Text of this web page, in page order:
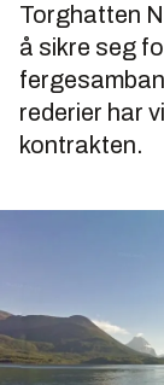
Torghatten
å sikre seg
rederier har
kontrakten.